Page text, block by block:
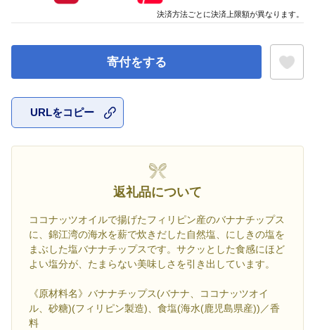
寄付をする
URLをコピー
返礼品について
ココナッツオイルで揚げたフィリピン産のバナナチップス
に、錦江湾の海水を薪で炊きだした自然塩、にしきの塩を
まぶした塩バナナチップスです。サクッとした食感にほど
よい塩分が、たまらない美味しさを引き出しています。
《原材料名》バナナチップス(バナナ、ココナッツオイ
ル、砂糖)(フィリピン製造)、食塩(海水(鹿児島県産))／香
料
決済方法ごとに決済上限額が異なります。